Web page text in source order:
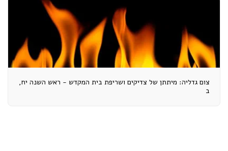
צום גדליה: מיתתן של צדיקים ושריפת בית המקדש - ראש השנה יח,
ב